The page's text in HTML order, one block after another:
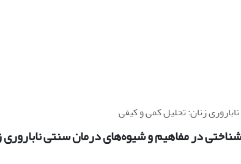
زنان: تحلیل کمی و کیفی
در مفاهیم و شیوه‌های درمان سنتی